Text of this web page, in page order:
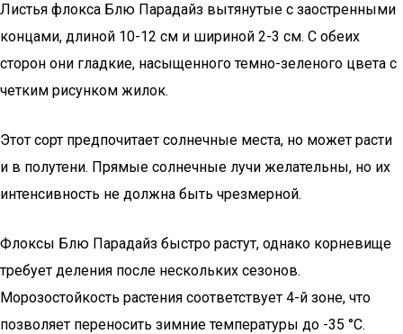
Листья флокса Блю Парадайз вытянутые с заостренными
концами, длиной 10-12 см и шириной 2-3 см. С обеих
сторон они гладкие, насыщенного темно-зеленого цвета с
четким рисунком жилок.
Этот сорт предпочитает солнечные места, но может расти
и в полутени. Прямые солнечные лучи желательны, но их
интенсивность не должна быть чрезмерной.
Флоксы Блю Парадайз быстро растут, однако корневище
требует деления после нескольких сезонов.
Морозостойкость растения соответствует 4-й зоне, что
позволяет переносить зимние температуры до -35 °С.